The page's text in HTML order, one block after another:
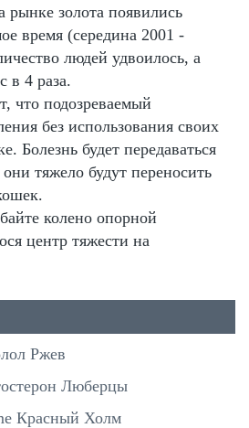
золота появились
время (середина 2001 -
людей удвоилось, а
в 4 раза.
что подозреваемый
без использования своих
Болезнь будет передаваться
тяжело будут переносить
колено опорной
центр тяжести на
Ржев
Люберцы
Красный Холм